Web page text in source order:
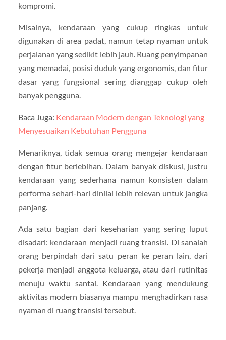
kompromi.
Misalnya, kendaraan yang cukup ringkas untuk
digunakan di area padat, namun tetap nyaman untuk
perjalanan yang sedikit lebih jauh. Ruang penyimpanan
yang memadai, posisi duduk yang ergonomis, dan fitur
dasar yang fungsional sering dianggap cukup oleh
banyak pengguna.
Baca Juga: Kendaraan Modern dengan Teknologi yang
Menyesuaikan Kebutuhan Pengguna
Menariknya, tidak semua orang mengejar kendaraan
dengan fitur berlebihan. Dalam banyak diskusi, justru
kendaraan yang sederhana namun konsisten dalam
performa sehari-hari dinilai lebih relevan untuk jangka
panjang.
Ada satu bagian dari keseharian yang sering luput
disadari: kendaraan menjadi ruang transisi. Di sanalah
orang berpindah dari satu peran ke peran lain, dari
pekerja menjadi anggota keluarga, atau dari rutinitas
menuju waktu santai. Kendaraan yang mendukung
aktivitas modern biasanya mampu menghadirkan rasa
nyaman di ruang transisi tersebut.